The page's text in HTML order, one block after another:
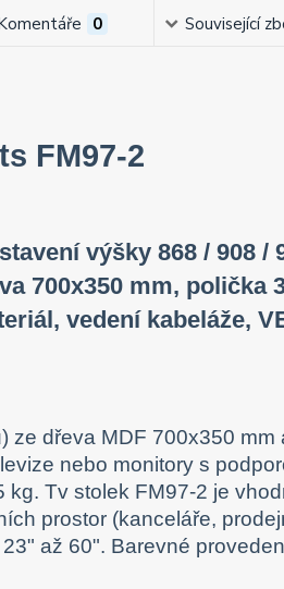
0 Související
FM97-2
výšky 868 / 908 /
700x350 mm, polička
vedení kabeláže,
ze dřeva MDF 700x350 mm
nebo monitory s
Tv stolek FM97-2 je
prostor (kanceláře,
až 60". Barevné